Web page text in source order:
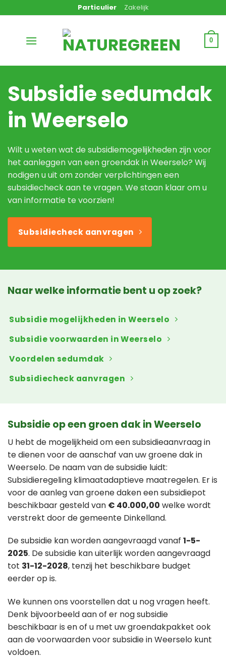
naar
Particulier Zakelijk
0
Subsidie sedumdak
in Weerselo
Wilt u weten wat de subsidiemogelijkheden zijn voor
het aanleggen van een groendak in Weerselo? Wij
nodigen u uit om zonder verplichtingen een
subsidiecheck aan te vragen. We staan klaar om u
van informatie te voorzien!
Subsidiecheck aanvragen
Naar welke informatie bent u op zoek?
Subsidie mogelijkheden in Weerselo
Subsidie voorwaarden in Weerselo
Voordelen sedumdak
Subsidiecheck aanvragen
Subsidie op een groen dak in Weerselo
U hebt de mogelijkheid om een subsidieaanvraag in
te dienen voor de aanschaf van uw groene dak in
Weerselo. De naam van de subsidie luidt:
Subsidieregeling klimaatadaptieve maatregelen. Er is
voor de aanleg van groene daken een subsidiepot
beschikbaar gesteld van € 40.000,00 welke wordt
verstrekt door de gemeente Dinkelland.
De subsidie kan worden aangevraagd vanaf 1-5-
2025. De subsidie kan uiterlijk worden aangevraagd
tot 31-12-2028, tenzij het beschikbare budget
eerder op is.
We kunnen ons voorstellen dat u nog vragen heeft.
Denk bijvoorbeeld aan of er nog subsidie
beschikbaar is en of u met uw groendakpakket ook
aan de voorwaarden voor subsidie in Weerselo kunt
voldoen.